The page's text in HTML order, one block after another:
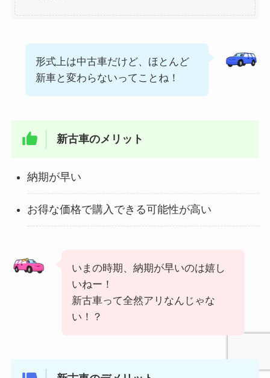
形式上は中古車だけど、ほとんど
新車と変わらないってことね！
新古車のメリット
納期が早い
お得な価格で購入できる可能性が高い
いまの時期、納期が早いのは嬉し
いねー！
新古車って全然アリなんじゃな
い！？